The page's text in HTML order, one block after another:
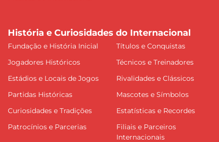
História e Curiosidades do Internacional
Fundação e História Inicial
Títulos e Conquistas
Jogadores Históricos
Técnicos e Treinadores
Estádios e Locais de Jogos
Rivalidades e Clássicos
Partidas Históricas
Mascotes e Símbolos
Curiosidades e Tradições
Estatísticas e Recordes
Patrocínios e Parcerias
Filiais e Parceiros
Internacionais